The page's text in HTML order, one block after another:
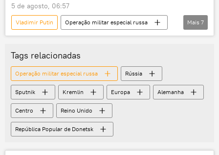
5 de agosto, 06:57
Vladimir Putin
Operação militar especial russa
Rússia
Ucrânia
Centro
Distrito Militar do Leste
Sputnik
Kursk
Mais 7
Tags relacionadas
Operação militar especial russa Rússia
Sputnik Kremlin Europa Alemanha
Centro Reino Unido
República Popular de Donetsk